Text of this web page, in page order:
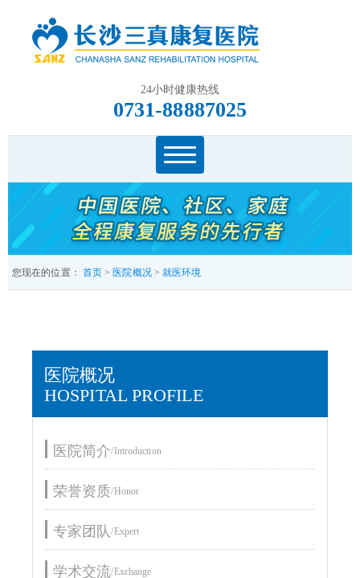
24小时健康热线
0731-88887025
您现在的位置： 首页 > 医院概况>就医环境
医院概况
HOSPITAL PROFILE
医院简介/Introduction
荣誉资质/Honor
专家团队/Expert
学术交流/Exchange